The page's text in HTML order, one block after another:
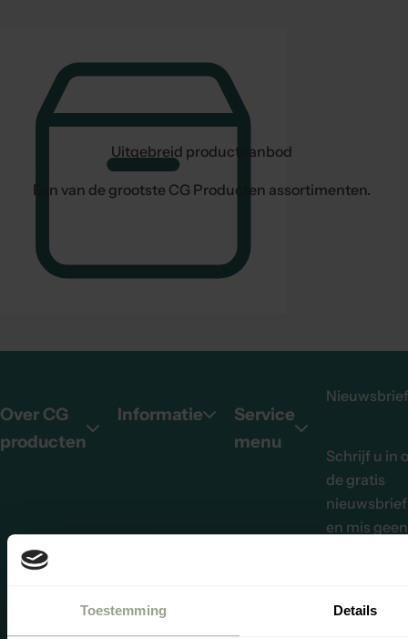
Toestemming Details
Uitgebreid productaanbod
Een van de grootste CG Producten assortimenten.
Over CG
producten
Informatie
Service
menu
Nieuwsbrief
Schrijf u in
de gratis
nieuwsbrief
en mis geen